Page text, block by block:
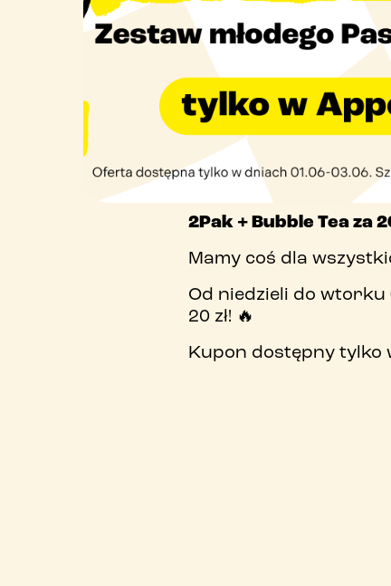
2Pak + Bubble Tea za
Mamy coś dla
Od niedzieli do wtorku
20 zł! 🔥
Kupon dostępny tylko